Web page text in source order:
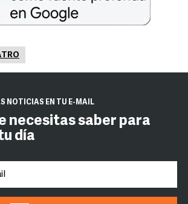
NOTICIAS EN TU E-MAIL
necesitas saber para
día